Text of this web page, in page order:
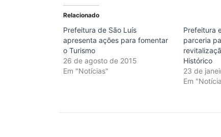
Relacionado
Prefeitura de São Luís
apresenta ações para fomentar
o Turismo
26 de agosto de 2015
Em "Notícias"
Prefeitura
parceria
Histórico
23 de
Em